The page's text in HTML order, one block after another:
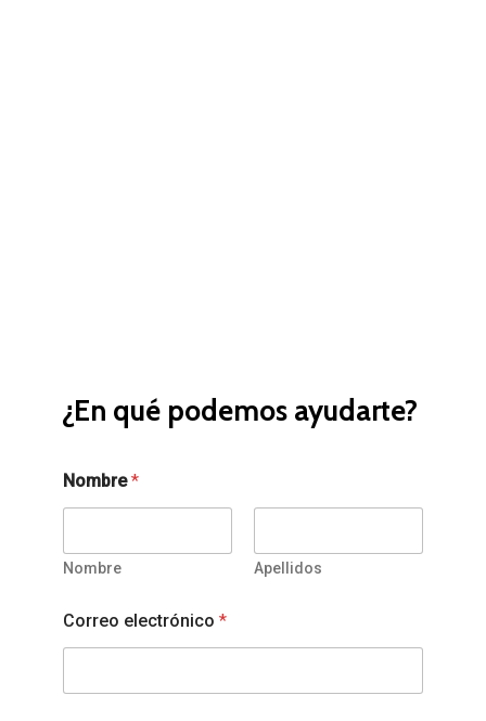
¿En qué podemos ayudarte?
Nombre*
Nombre Apellidos
Correo electrónico*